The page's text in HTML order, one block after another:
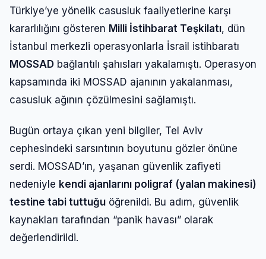
Türkiye’ye yönelik casusluk faaliyetlerine karşı
kararlılığını gösteren Milli İstihbarat Teşkilatı, dün
İstanbul merkezli operasyonlarla İsrail istihbaratı
MOSSAD bağlantılı şahısları yakalamıştı. Operasyon
kapsamında iki MOSSAD ajanının yakalanması,
casusluk ağının çözülmesini sağlamıştı.
Bugün ortaya çıkan yeni bilgiler, Tel Aviv
cephesindeki sarsıntının boyutunu gözler önüne
serdi. MOSSAD’ın, yaşanan güvenlik zafiyeti
nedeniyle kendi ajanlarını poligraf (yalan makinesi)
testine tabi tuttuğu öğrenildi. Bu adım, güvenlik
kaynakları tarafından “panik havası” olarak
değerlendirildi.